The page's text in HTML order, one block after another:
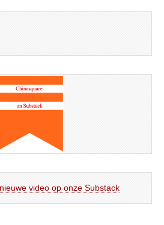
video op onze Substack